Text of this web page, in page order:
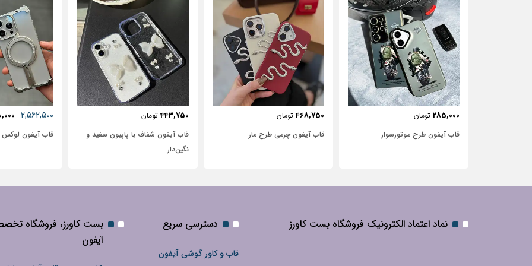
468,750 تومان
قاب آیفون چرمی طرح مار
443,750 تومان
قاب آیفون شفاف با پاپیون سفید و
2,562,500
2,950,000
قاب آیفون لوکس بامپر OATSBASF
631,250
نماد اعتماد الکترونیک فروشگاه بست کاورز دسترسی سریع
قاب و کاور گوشی آیفون
بست کاورز، فروشگاه
آیفون